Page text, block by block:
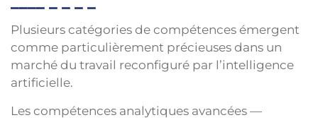
Plusieurs catégories de compétences émergent
comme particulièrement précieuses dans un
marché du travail reconfiguré par l’intelligence
artificielle.
Les compétences analytiques avancées —